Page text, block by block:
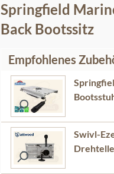
Springfield
Back Bootssitz
Empfohlenes
Swivl-